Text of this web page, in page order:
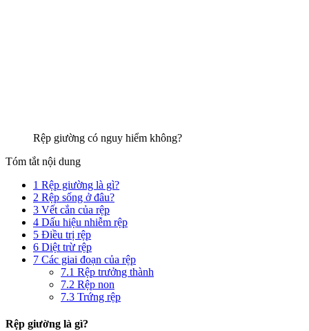
Rệp giường có nguy hiểm không?
Tóm tắt nội dung
1 Rệp giường là gì?
2 Rệp sống ở đâu?
3 Vết cắn của rệp
4 Dấu hiệu nhiễm rệp
5 Điều trị rệp
6 Diệt trừ rệp
7 Các giai đoạn của rệp
7.1 Rệp trưởng thành
7.2 Rệp non
7.3 Trứng rệp
Rệp giường là gì?